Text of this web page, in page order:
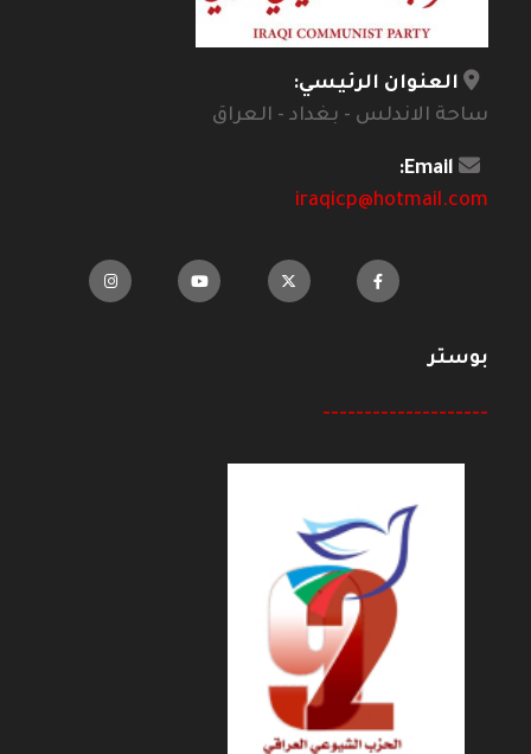
العنوان الرئيسي:
ساحة الاندلس - بغداد - العراق
Email:
iraqicp@hotmail.com
بوستر
--------------------